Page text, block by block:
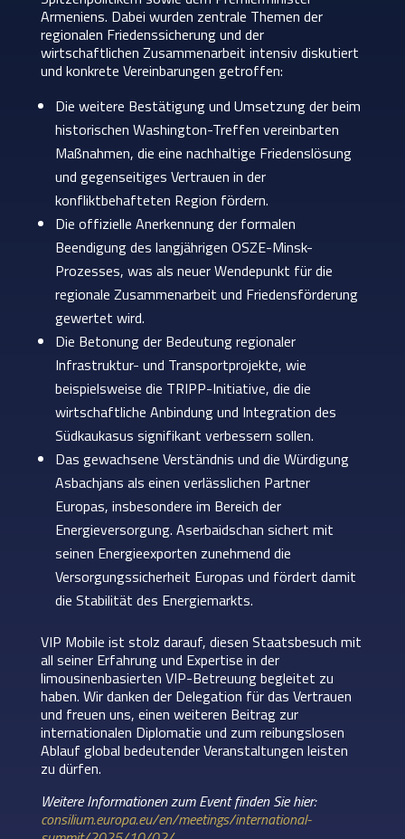
Armeniens. Dabei wurden zentrale Themen der
regionalen Friedenssicherung und der
wirtschaftlichen Zusammenarbeit intensiv diskutiert
und konkrete Vereinbarungen getroffen:
Die weitere Bestätigung und Umsetzung der beim
historischen Washington-Treffen vereinbarten
Maßnahmen, die eine nachhaltige Friedenslösung
und gegenseitiges Vertrauen in der
konfliktbehafteten Region fördern.
Die offizielle Anerkennung der formalen
Beendigung des langjährigen OSZE-Minsk-
Prozesses, was als neuer Wendepunkt für die
regionale Zusammenarbeit und Friedensförderung
gewertet wird.
Die Betonung der Bedeutung regionaler
Infrastruktur- und Transportprojekte, wie
beispielsweise die TRIPP-Initiative, die die
wirtschaftliche Anbindung und Integration des
Südkaukasus signifikant verbessern sollen.
Das gewachsene Verständnis und die Würdigung
Asbachjans als einen verlässlichen Partner
Europas, insbesondere im Bereich der
Energieversorgung. Aserbaidschan sichert mit
seinen Energieexporten zunehmend die
Versorgungssicherheit Europas und fördert damit
die Stabilität des Energiemarkts.
VIP Mobile ist stolz darauf, diesen Staatsbesuch mit
all seiner Erfahrung und Expertise in der
limousinenbasierten VIP-Betreuung begleitet zu
haben. Wir danken der Delegation für das Vertrauen
und freuen uns, einen weiteren Beitrag zur
internationalen Diplomatie und zum reibungslosen
Ablauf global bedeutender Veranstaltungen leisten
zu dürfen.
Weitere Informationen zum Event finden Sie hier:
consilium.europa.eu/en/meetings/international-